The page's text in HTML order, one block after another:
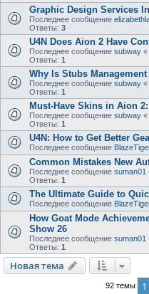
Graphic Design Services
Последнее сообщение
Ответы: 3
U4N Does Aion 2 Have
Последнее сообщение subway «
Ответы: 1
Why Is Stubs
Последнее сообщение subway «
Ответы: 1
Must-Have Skins in Aion
Последнее сообщение subway «
Ответы: 1
U4N: How to Get Better
Последнее сообщение
Common Mistakes New
Последнее сообщение suman01
Ответы: 1
The Ultimate Guide to
Последнее сообщение
How Goat Mode
Show 26
Последнее сообщение suman01
Ответы: 1
Новая тема
92 темы 1